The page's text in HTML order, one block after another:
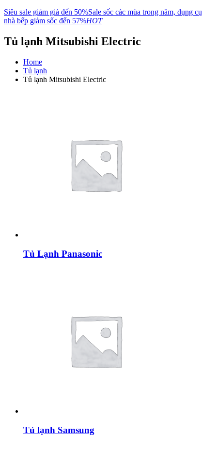
Siêu sale giảm giá đến 50%Sale sốc các mùa trong năm, dụng cụ
nhà bếp giảm sốc đến 57%HOT
Tủ lạnh Mitsubishi Electric
Home
Tủ lạnh
Tủ lạnh Mitsubishi Electric
Tủ Lạnh Panasonic
Tủ lạnh Samsung